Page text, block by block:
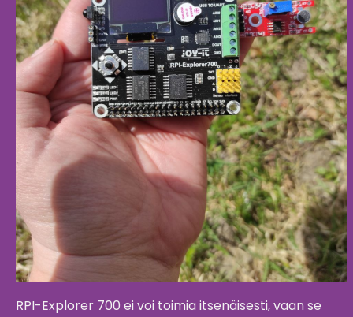
RPI-Explorer 700 ei voi toimia itsenäisesti, vaan se